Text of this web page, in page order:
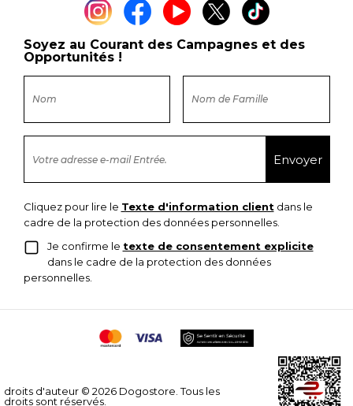
Soyez au Courant des Campagnes et des
Opportunités !
Cliquez pour lire le Texte d'information clientdans le
cadre de la protection des données personnelles.
Je confirme le texte de consentement explicite
dans le cadre de la protection des données
personnelles.
droits d'auteur © 2026 Dogostore. Tous les
droits sont réservés.